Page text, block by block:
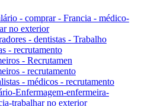
- comprar - Francia - médico-
no exterior
- dentistas - Trabalho
- recrutamento
- Recrutamen
- recrutamento
- médicos - recrutamento
Enfermagem-enfermeira-
trabalhar no exterior